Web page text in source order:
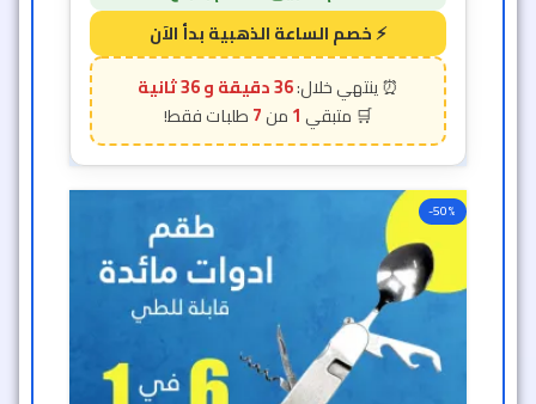
طقم ادوات مائدة قابلة للطي 6 في 1